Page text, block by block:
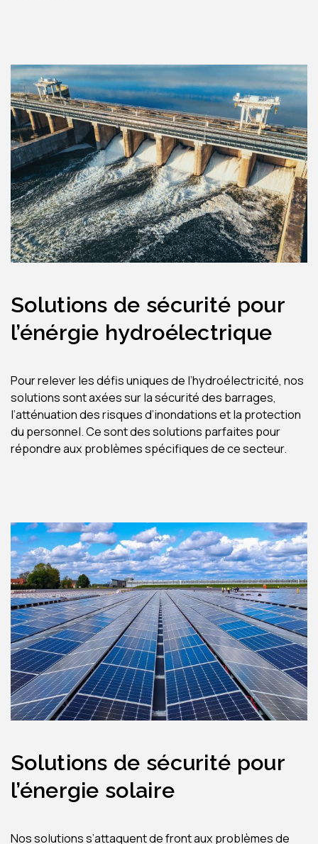
Solutions de sécurité pour
l’énérgie hydroélectrique
Pour relever les défis uniques de l’hydroélectricité, nos
solutions sont axées sur la sécurité des barrages,
l’atténuation des risques d’inondations et la protection
du personnel. Ce sont des solutions parfaites pour
répondre aux problèmes spécifiques de ce secteur.
Solutions de sécurité pour
l’énergie solaire
Nos solutions s’attaquent de front aux problèmes de